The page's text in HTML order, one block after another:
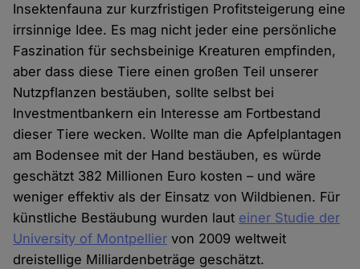
Insektenfauna zur kurzfristigen Profitsteigerung eine
irrsinnige Idee. Es mag nicht jeder eine persönliche
Faszination für sechsbeinige Kreaturen empfinden,
aber dass diese Tiere einen großen Teil unserer
Nutzpflanzen bestäuben, sollte selbst bei
Investmentbankern ein Interesse am Fortbestand
dieser Tiere wecken. Wollte man die Apfelplantagen
am Bodensee mit der Hand bestäuben, es würde
geschätzt 382 Millionen Euro kosten – und wäre
weniger effektiv als der Einsatz von Wildbienen. Für
künstliche Bestäubung wurden laut einer Studie der
University of Montpellier von 2009 weltweit
dreistellige Milliardenbeträge geschätzt.